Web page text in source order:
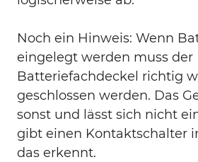
Noch ein Hinweis: Wenn
eingelegt werden muss der
Batteriefachdeckel richtig
geschlossen werden. Das
sonst und lässt sich nicht
gibt einen Kontaktschalter
das erkennt.